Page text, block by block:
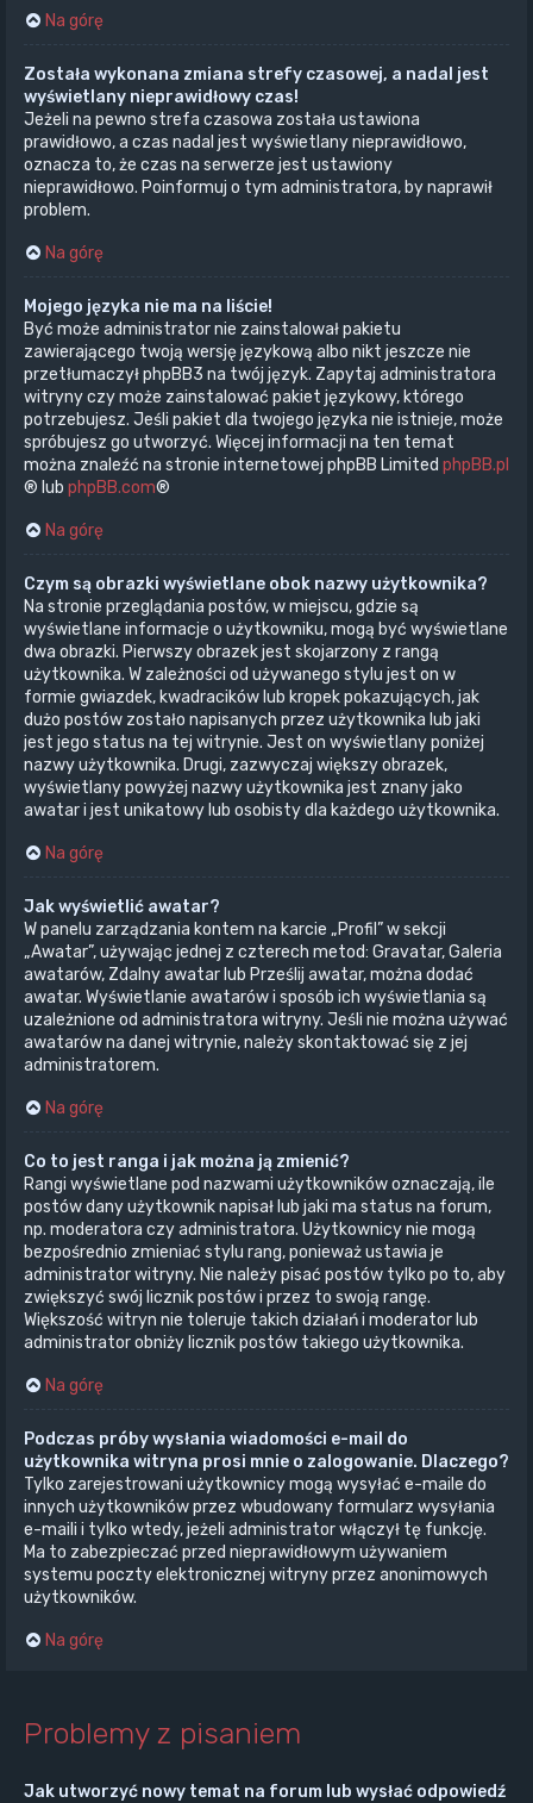
Na górę
Została wykonana zmiana strefy czasowej, a nadal jest
wyświetlany nieprawidłowy czas!
Jeżeli na pewno strefa czasowa została ustawiona
prawidłowo, a czas nadal jest wyświetlany nieprawidłowo,
oznacza to, że czas na serwerze jest ustawiony
nieprawidłowo. Poinformuj o tym administratora, by naprawił
problem.
Na górę
Mojego języka nie ma na liście!
Być może administrator nie zainstalował pakietu
zawierającego twoją wersję językową albo nikt jeszcze nie
przetłumaczył phpBB3 na twój język. Zapytaj administratora
witryny czy może zainstalować pakiet językowy, którego
potrzebujesz. Jeśli pakiet dla twojego języka nie istnieje, może
spróbujesz go utworzyć. Więcej informacji na ten temat
można znaleźć na stronie internetowej phpBB Limited phpBB.pl
® lub phpBB.com®
Na górę
Czym są obrazki wyświetlane obok nazwy użytkownika?
Na stronie przeglądania postów, w miejscu, gdzie są
wyświetlane informacje o użytkowniku, mogą być wyświetlane
dwa obrazki. Pierwszy obrazek jest skojarzony z rangą
użytkownika. W zależności od używanego stylu jest on w
formie gwiazdek, kwadracików lub kropek pokazujących, jak
dużo postów zostało napisanych przez użytkownika lub jaki
jest jego status na tej witrynie. Jest on wyświetlany poniżej
nazwy użytkownika. Drugi, zazwyczaj większy obrazek,
wyświetlany powyżej nazwy użytkownika jest znany jako
awatar i jest unikatowy lub osobisty dla każdego użytkownika.
Na górę
Jak wyświetlić awatar?
W panelu zarządzania kontem na karcie „Profil” w sekcji
„Awatar”, używając jednej z czterech metod: Gravatar, Galeria
awatarów, Zdalny awatar lub Prześlij awatar, można dodać
awatar. Wyświetlanie awatarów i sposób ich wyświetlania są
uzależnione od administratora witryny. Jeśli nie można używać
awatarów na danej witrynie, należy skontaktować się z jej
administratorem.
Na górę
Co to jest ranga i jak można ją zmienić?
Rangi wyświetlane pod nazwami użytkowników oznaczają, ile
postów dany użytkownik napisał lub jaki ma status na forum,
np. moderatora czy administratora. Użytkownicy nie mogą
bezpośrednio zmieniać stylu rang, ponieważ ustawia je
administrator witryny. Nie należy pisać postów tylko po to, aby
zwiększyć swój licznik postów i przez to swoją rangę.
Większość witryn nie toleruje takich działań i moderator lub
administrator obniży licznik postów takiego użytkownika.
Na górę
Podczas próby wysłania wiadomości e-mail do
użytkownika witryna prosi mnie o zalogowanie. Dlaczego?
Tylko zarejestrowani użytkownicy mogą wysyłać e-maile do
innych użytkowników przez wbudowany formularz wysyłania
e-maili i tylko wtedy, jeżeli administrator włączył tę funkcję.
Ma to zabezpieczać przed nieprawidłowym używaniem
systemu poczty elektronicznej witryny przez anonimowych
użytkowników.
Na górę
Problemy z pisaniem
Jak utworzyć nowy temat na forum lub wysłać odpowiedź